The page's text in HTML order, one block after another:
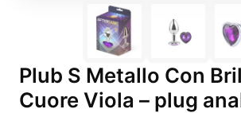
Plub S Metallo Con
Cuore Viola – plug